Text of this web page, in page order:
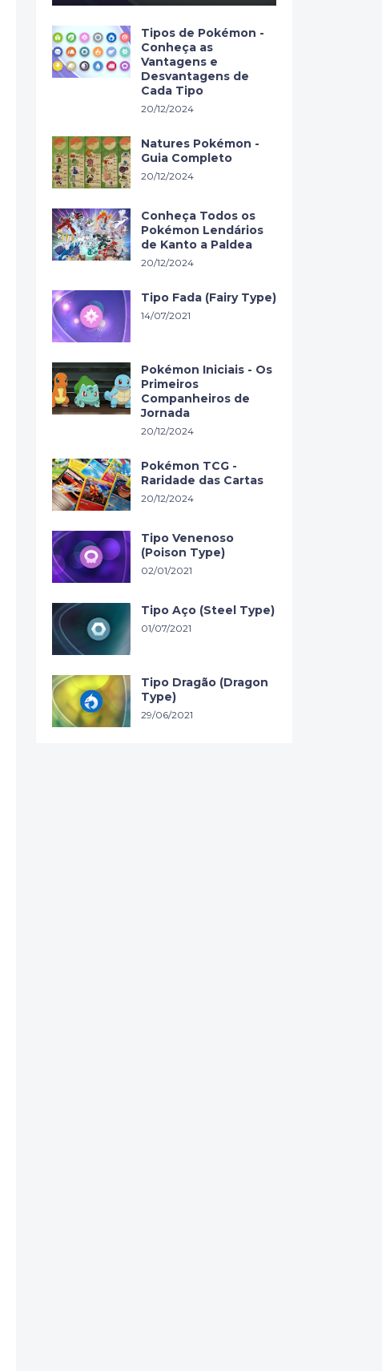
Tipos de Pokémon -
Conheça as
Vantagens e
Desvantagens de
Cada Tipo
20/12/2024
Natures Pokémon -
Guia Completo
20/12/2024
Conheça Todos os
Pokémon Lendários
de Kanto a Paldea
20/12/2024
Tipo Fada (Fairy Type)
14/07/2021
Pokémon Iniciais - Os
Primeiros
Companheiros de
Jornada
20/12/2024
Pokémon TCG -
Raridade das Cartas
20/12/2024
Tipo Venenoso
(Poison Type)
02/01/2021
Tipo Aço (Steel Type)
01/07/2021
Tipo Dragão (Dragon
Type)
29/06/2021